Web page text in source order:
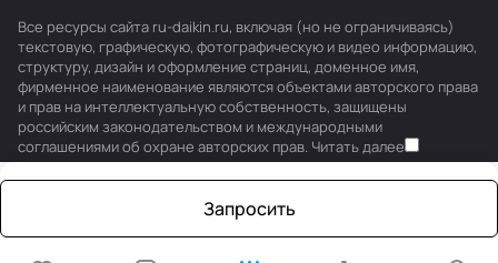
Запросить
Все ресурсы сайта ru-daikin.ru, включая (но не ограничиваясь)
текстовую, графическую, фотографическую и видео информацию,
структуру, дизайн и оформление страниц, доменное имя,
фирменное наименование являются объектами авторского права
и прав на интеллектуальную собственность, защищены
российским законодательством и международными
соглашениями об охране авторских прав. Читать далее